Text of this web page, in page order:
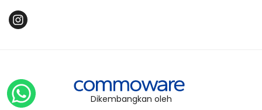
Dikembangkan oleh